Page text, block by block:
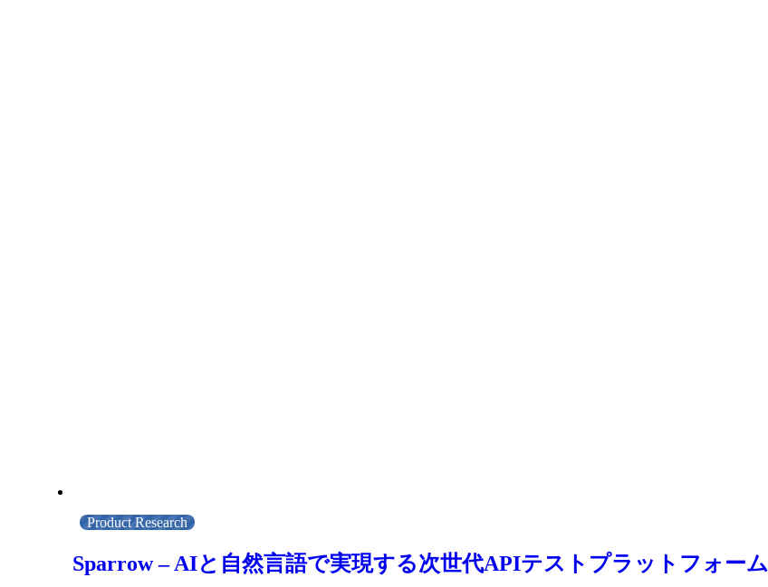
Product Research
Sparrow – AIと自然言語で実現する次世代APIテストプラットフォーム